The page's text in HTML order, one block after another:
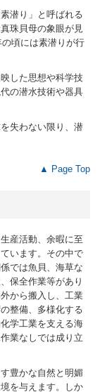
潜り」と呼ばれる
珠貝母の象眼が見
頃には素潜りが行
した思想や科学技
の潜水技術や器具
失わない限り、潜
▲ Page Top
産活動、余暇に至
います。その中で
では魚貝、海草な
保全作業等があり
から搬入し、工業
整備、多様化する
学工業を支える海
業なしでは成り立
豊かな自然と明媚
を与えます。しか